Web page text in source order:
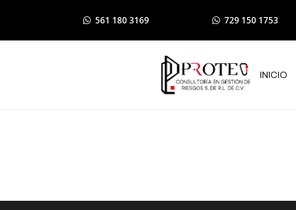
561 180 3169 729 150 1753
INICIO